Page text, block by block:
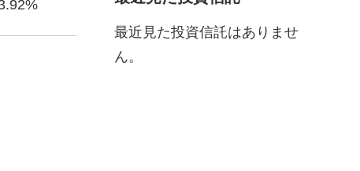
最近見た投資信託はありませ
ん。